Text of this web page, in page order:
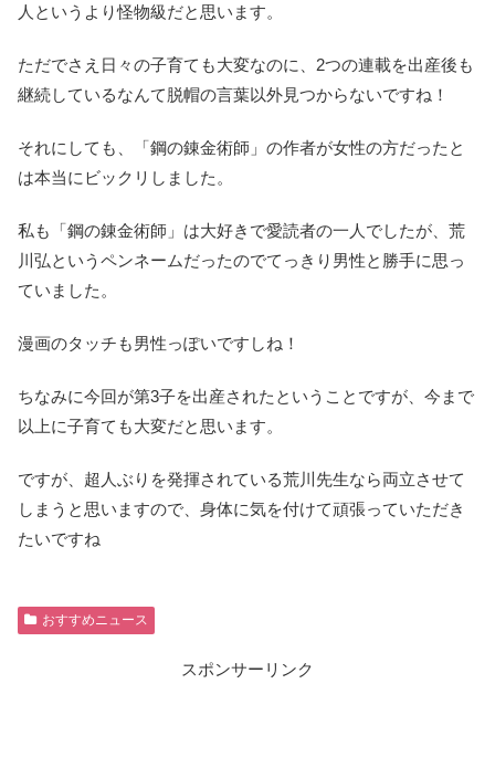
人というより怪物級だと思います。
ただでさえ日々の子育ても大変なのに、2つの連載を出産後も
継続しているなんて脱帽の言葉以外見つからないですね！
それにしても、「鋼の錬金術師」の作者が女性の方だったと
は本当にビックリしました。
私も「鋼の錬金術師」は大好きで愛読者の一人でしたが、荒
川弘というペンネームだったのでてっきり男性と勝手に思っ
ていました。
漫画のタッチも男性っぽいですしね！
ちなみに今回が第3子を出産されたということですが、今まで
以上に子育ても大変だと思います。
ですが、超人ぶりを発揮されている荒川先生なら両立させて
しまうと思いますので、身体に気を付けて頑張っていただき
たいですね
おすすめニュース
スポンサーリンク